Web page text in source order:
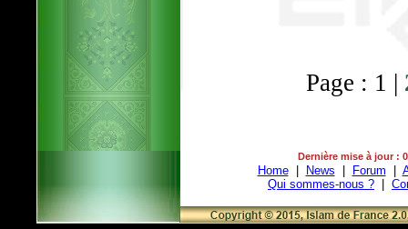
Page : 1 |
Dernière mise à jour :
Home| News | Forum |
Qui sommes-nous ? |